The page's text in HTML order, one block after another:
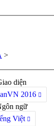
>
diện
2016
ngữ
Việt